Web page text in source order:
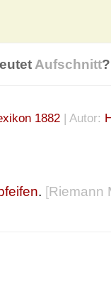
Aufschnitt?
1882 | Autor:
. [Riemann